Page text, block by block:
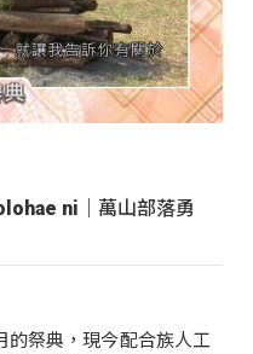
ni｜萬山部落勇
的祭典，現今配合族人工